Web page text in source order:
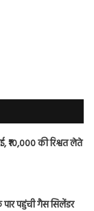
₹10,000 की रिश्वत लेते
पहुंची गैस सिलेंडर